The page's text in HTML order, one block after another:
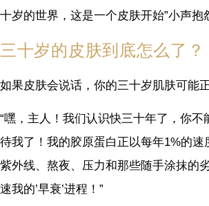
十岁的世界，这是一个皮肤开始”小声抱
三十岁的皮肤到底怎么了？
如果皮肤会说话，你的三十岁肌肤可能
“嘿，主人！我们认识快三十年了，你不
待我了！我的胶原蛋白正以每年1%的速
紫外线、熬夜、压力和那些随手涂抹的
速我的’早衰’进程！”